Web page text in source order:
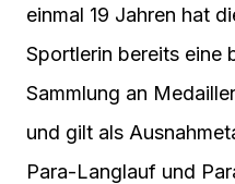
einmal 19 Jahren hat
Sportlerin bereits eine
Sammlung an
und gilt als
Para-Langlauf und